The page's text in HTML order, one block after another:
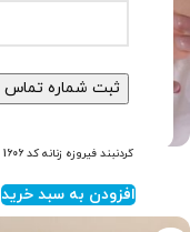
گردنبند فیروزه زنانه کد 1606
افزودن به سبد خرید